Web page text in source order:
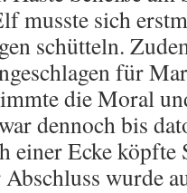
musste sich
schütteln.
für
die Moral
dennoch bis
einer Ecke köpfte
Abschluss wurde